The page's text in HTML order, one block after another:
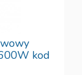
kod